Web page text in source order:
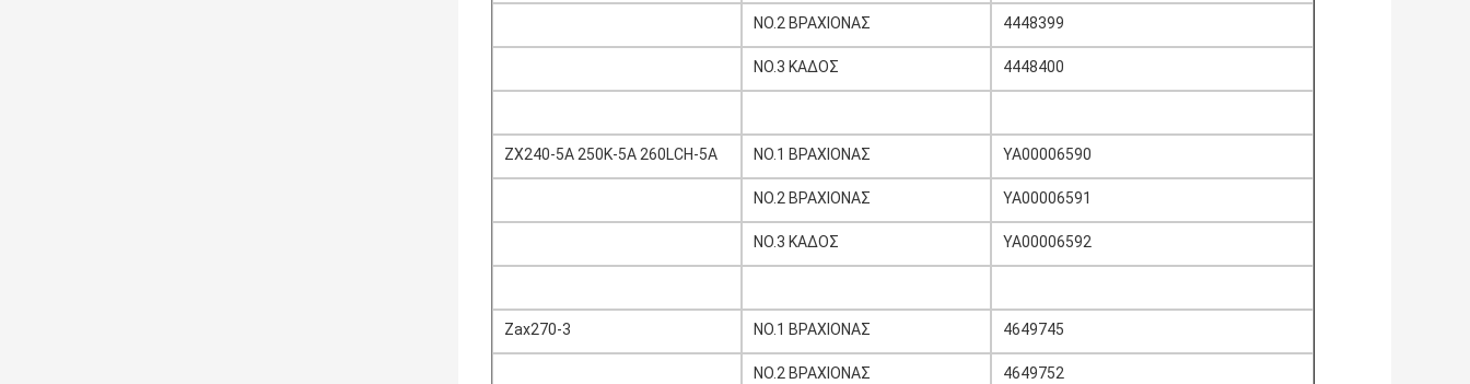
NO.2 ΒΡΑΧΙΟΝΑΣ 4448399
NO.3 ΚΑΔΟΣ 4448400
ZX240-5A 250K-5A 260LCH-5A NO.1 ΒΡΑΧΙΟΝΑΣ YA00006590
NO.2 ΒΡΑΧΙΟΝΑΣ YA00006591
NO.3 ΚΑΔΟΣ YA00006592
Zax270-3 NO.1 ΒΡΑΧΙΟΝΑΣ 4649745
NO.2 ΒΡΑΧΙΟΝΑΣ 4649752